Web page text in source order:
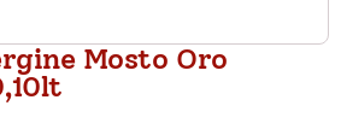
Mosto Oro